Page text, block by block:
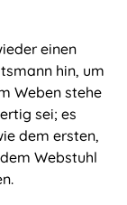
einen
hin, um
Weben stehe
sei; es
dem ersten,
Webstuhl